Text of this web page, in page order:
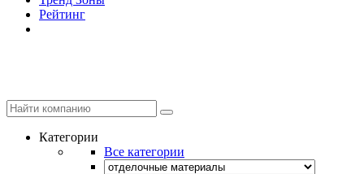
Рейтинг
Категории
Все категории